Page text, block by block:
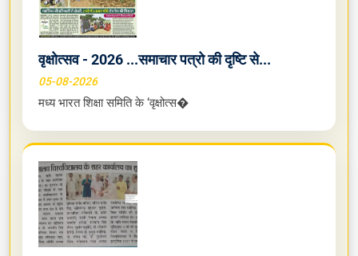
वृक्षोत्सव - 2026 ...समाचार पत्रो की दृष्टि से...
05-08-2026
मध्य भारत शिक्षा समिति के ‘वृक्षोत्स�